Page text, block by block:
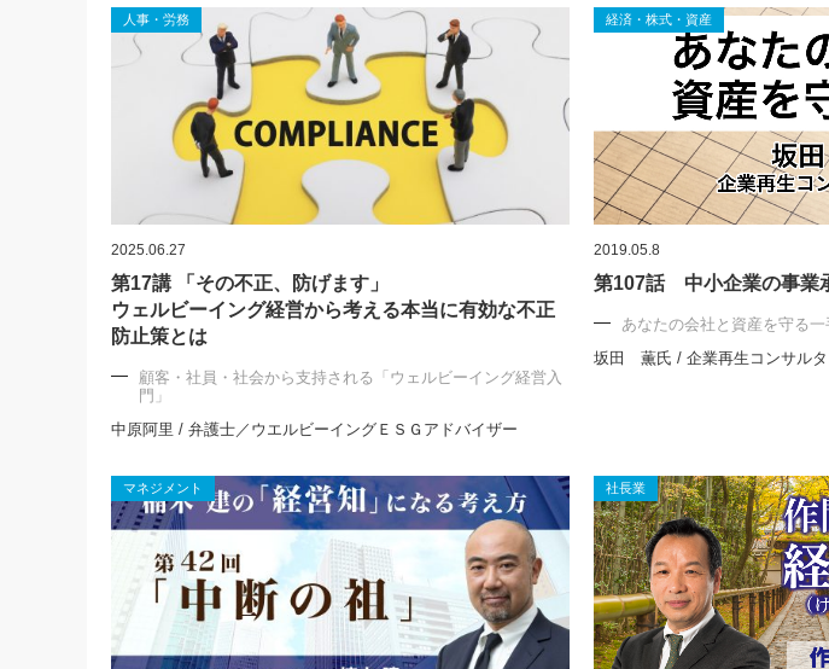
人事・労務
2025.06.27
第17講 「その不正、防げます」
ウェルビーイング経営から考える本当に有効な不正
防止策とは
顧客・社員・社会から支持される「ウェルビーイング経営入
門」
中原阿里 / 弁護士／ウエルビーイングＥＳＧアドバイザー
経済・株式・資産
2019.05.8
第107話 中小企業の事業
あなたの会社と資産を守る一
坂田 薫氏 / 企業再生コンサルタ
マネジメント 社長業